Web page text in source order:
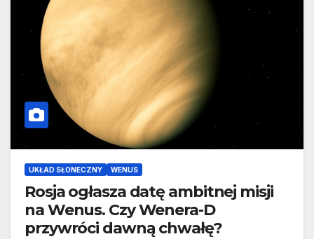
UKŁAD SŁONECZNY WENUS
Rosja ogłasza datę ambitnej misji
na Wenus. Czy Wenera-D
przywróci dawną chwałę?